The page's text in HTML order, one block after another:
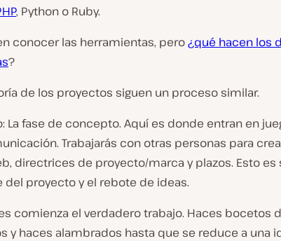
, Python o Ruby.
conocer las herramientas, pero¿qué hacen los
?
de los proyectos siguen un proceso similar.
La fase de concepto. Aquí es donde entran en
Trabajarás con otras personas para
directrices de proyecto/marca y plazos. Esto es
del proyecto y el rebote de ideas.
comienza el verdadero trabajo. Haces bocetos
y haces alambrados hasta que se reduce a una